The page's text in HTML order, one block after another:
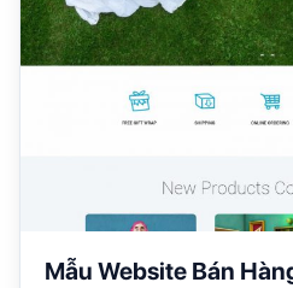
Mẫu Website Bán